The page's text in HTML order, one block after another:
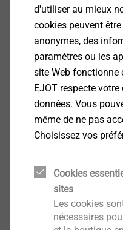
Gaetan ENTZ
Responsable technique
gentz@ejot.com
+33 (0)3 88 58 93
d'utiliser au mieux
cookies peuvent
anonymes, des
paramètres ou les
site Web fonctionne
EJOT respecte
données. Vous
même de ne pas
Choisissez vos
Cookies
sites
Les cookies
nécessaires